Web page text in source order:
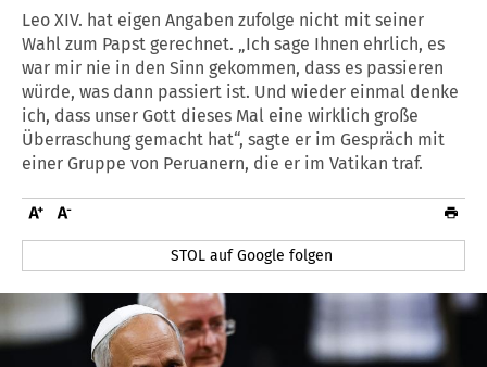
Leo XIV. hat eigen Angaben zufolge nicht mit seiner
Wahl zum Papst gerechnet. „Ich sage Ihnen ehrlich, es
war mir nie in den Sinn gekommen, dass es passieren
würde, was dann passiert ist. Und wieder einmal denke
ich, dass unser Gott dieses Mal eine wirklich große
Überraschung gemacht hat“, sagte er im Gespräch mit
einer Gruppe von Peruanern, die er im Vatikan traf.
STOL auf Google folgen